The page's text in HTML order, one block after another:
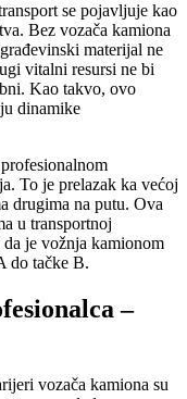
se pojavljuje kao
Bez vozača kamiona
materijal ne
vitalni resursi ne bi
Kao takvo, ovo
dinamike
To je prelazak ka većoj
drugima na putu. Ova
u transportnoj
je vožnja kamionom
do tačke B.
–
vozača kamiona su